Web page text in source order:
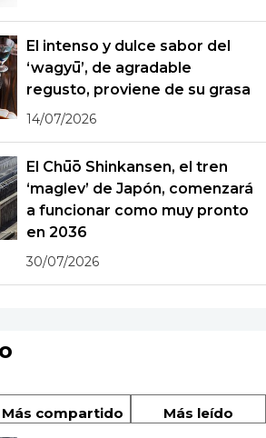
El intenso y dulce sabor del
‘wagyū’, de agradable
regusto, proviene de su grasa
14/07/2026
El Chūō Shinkansen, el tren
‘maglev’ de Japón, comenzará
a funcionar como muy pronto
en 2036
30/07/2026
Más compartido Más leído